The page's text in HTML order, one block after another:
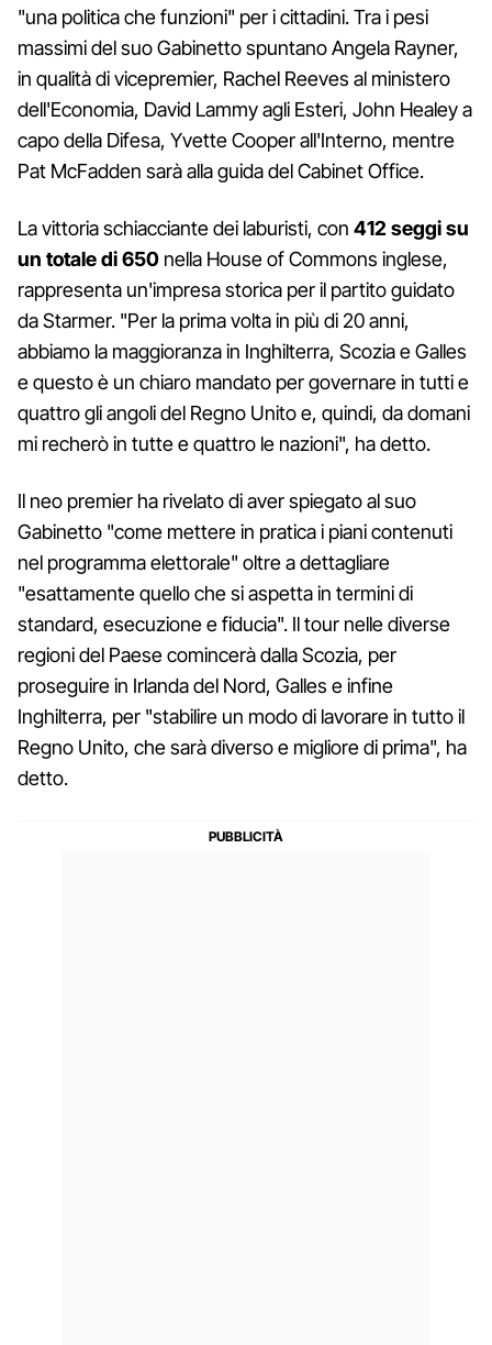
"una politica che funzioni" per i cittadini. Tra i pesi
massimi del suo Gabinetto spuntano Angela Rayner,
in qualità di vicepremier, Rachel Reeves al ministero
dell'Economia, David Lammy agli Esteri, John Healey a
capo della Difesa, Yvette Cooper all'Interno, mentre
Pat McFadden sarà alla guida del Cabinet Office.
La vittoria schiacciante dei laburisti, con 412 seggi su
un totale di 650 nella House of Commons inglese,
rappresenta un'impresa storica per il partito guidato
da Starmer. "Per la prima volta in più di 20 anni,
abbiamo la maggioranza in Inghilterra, Scozia e Galles
e questo è un chiaro mandato per governare in tutti e
quattro gli angoli del Regno Unito e, quindi, da domani
mi recherò in tutte e quattro le nazioni", ha detto.
Il neo premier ha rivelato di aver spiegato al suo
Gabinetto "come mettere in pratica i piani contenuti
nel programma elettorale" oltre a dettagliare
"esattamente quello che si aspetta in termini di
standard, esecuzione e fiducia". Il tour nelle diverse
regioni del Paese comincerà dalla Scozia, per
proseguire in Irlanda del Nord, Galles e infine
Inghilterra, per "stabilire un modo di lavorare in tutto il
Regno Unito, che sarà diverso e migliore di prima", ha
detto.